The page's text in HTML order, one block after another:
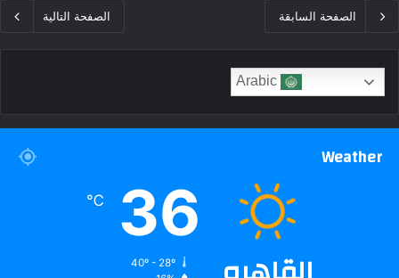
الصفحة السابقة الصفحة التالية
Weather
36
℃
40º - 28º